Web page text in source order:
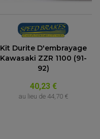
Kit Durite D'embrayage
Kawasaki ZZR 1100 (91-
92)
40,23 €
au lieu de 44,70 €